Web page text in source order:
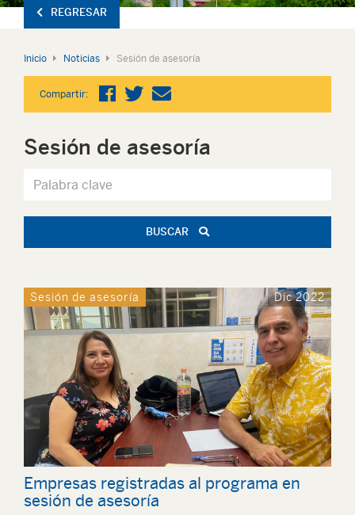
REGRESAR
Inicio Noticias Sesión de asesoría
Compartir:
Sesión de asesoría
BUSCAR
Sesión de asesoría Dic 2022
Empresas registradas al programa en
sesión de asesoría